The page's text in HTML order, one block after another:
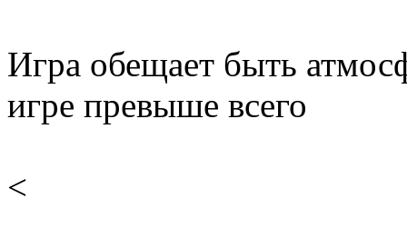
Игра обещает быть
игре превыше всего
<